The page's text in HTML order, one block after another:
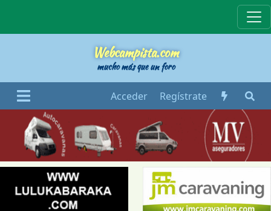
Webcampista.com
mucho más que un foro
Acceder Regístrate